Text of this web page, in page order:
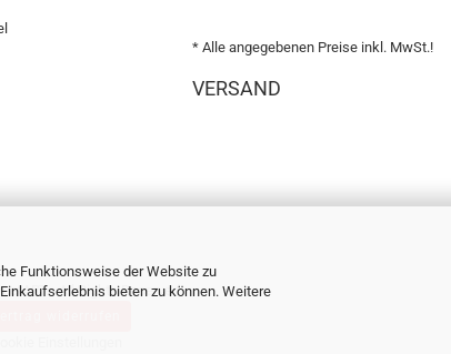
Funktionsweise der Website zu
bieten zu können. Weitere
* Alle angegebenen Preise inkl. MwSt.!
VERSAND
- All Rights Reserved